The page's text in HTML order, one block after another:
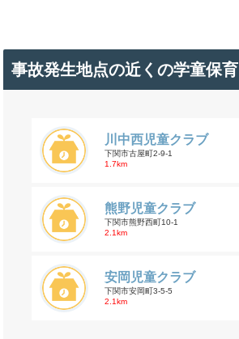
事故発生地点の近くの学童保育
川中西児童クラブ
下関市古屋町2-9-1
1.7km
熊野児童クラブ
下関市熊野西町10-1
2.1km
安岡児童クラブ
下関市安岡町3-5-5
2.1km